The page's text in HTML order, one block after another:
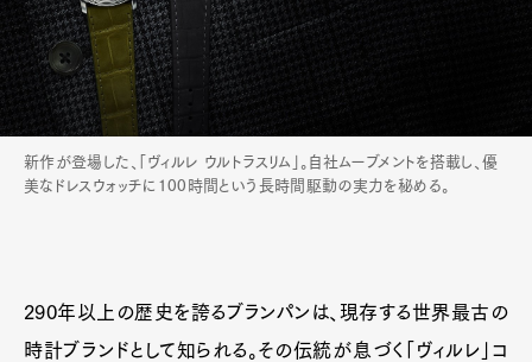
新作が登場した、「ヴィルレ ウルトラスリム」。自社ムーブメントを搭載し、優
美なドレスウォッチに100時間という長時間駆動の実力を秘める。
290年以上の歴史を誇るブランパンは、現存する世界最古の
時計ブランドとして知られる。その伝統が息づく「ヴィルレ」コ